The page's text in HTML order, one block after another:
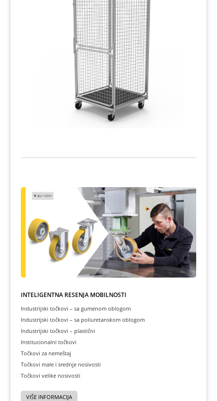
INTELIGENTNA REŠENJA MOBILNOSTI
Industrijski točkovi – sa gumenom oblogom
Industrijski točkovi – sa poliuretanskom oblogom
Industrijski točkovi – plastični
Institucionalni točkovi
Točkovi za nemeštaj
Točkovi male i srednje nosivosti
Točkovi velike nosivosti
VIŠE INFORMACIJA